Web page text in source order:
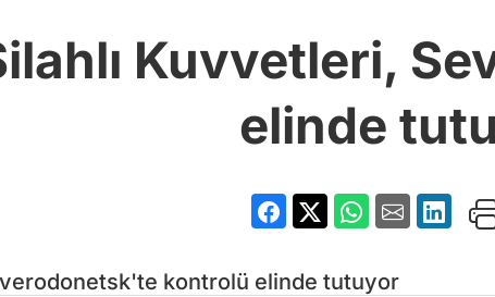
Kuvvetleri,
elinde
kontrolü elinde tutuyor